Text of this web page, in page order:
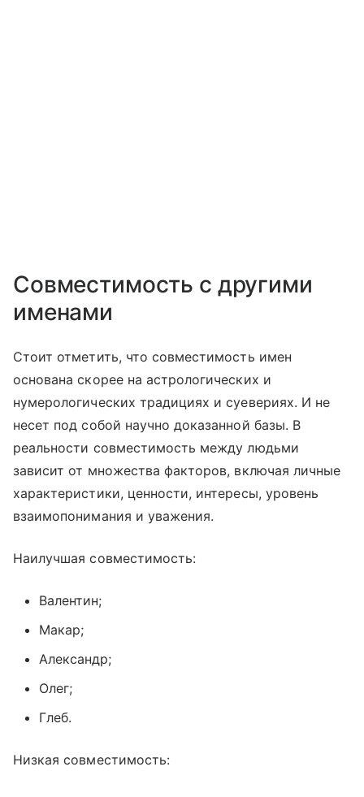
Совместимость с другими
именами
Стоит отметить, что совместимость имен
основана скорее на астрологических и
нумерологических традициях и суевериях. И не
несет под собой научно доказанной базы. В
реальности совместимость между людьми
зависит от множества факторов, включая личные
характеристики, ценности, интересы, уровень
взаимопонимания и уважения.
Наилучшая совместимость:
Валентин;
Макар;
Александр;
Олег;
Глеб.
Низкая совместимость: